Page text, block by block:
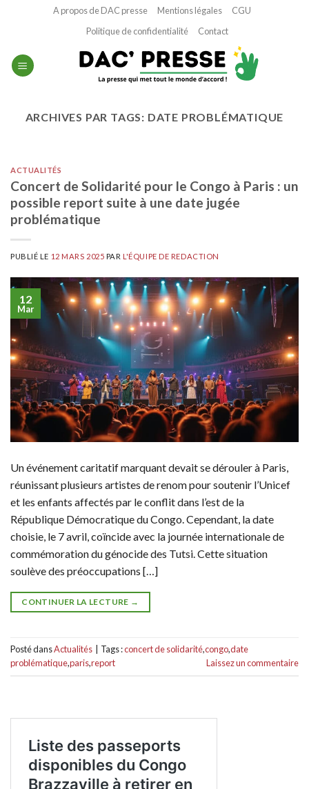
A propos de DAC presse Mentions légales
CGU
Politique de confidentialité
Contact
ARCHIVES PAR TAGS: DATE PROBLÉMATIQUE
ACTUALITÉS
Concert de Solidarité pour le Congo à Paris : un
possible report suite à une date jugée
problématique
PUBLIÉ LE 12 MARS 2025 PARL'ÉQUIPE DE REDACTION
12
Mar
Un événement caritatif marquant devait se dérouler à Paris,
réunissant plusieurs artistes de renom pour soutenir l’Unicef
et les enfants affectés par le conflit dans l’est de la
République Démocratique du Congo. Cependant, la date
choisie, le 7 avril, coïncide avec la journée internationale de
commémoration du génocide des Tutsi. Cette situation
soulève des préoccupations […]
CONTINUER LA LECTURE →
Posté dansActualités Tags :concert de solidarité,congo,date
problématique,paris,report Laissez un commentaire